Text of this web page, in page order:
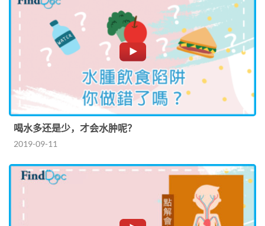
喝水多还是少，才会水肿呢？
2019-09-11